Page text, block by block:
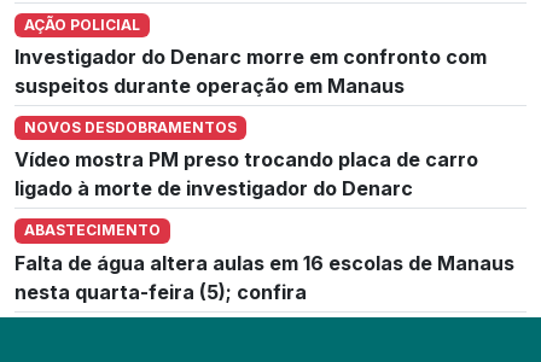
AÇÃO POLICIAL
Investigador do Denarc morre em confronto com
suspeitos durante operação em Manaus
NOVOS DESDOBRAMENTOS
Vídeo mostra PM preso trocando placa de carro
ligado à morte de investigador do Denarc
ABASTECIMENTO
Falta de água altera aulas em 16 escolas de Manaus
nesta quarta-feira (5); confira